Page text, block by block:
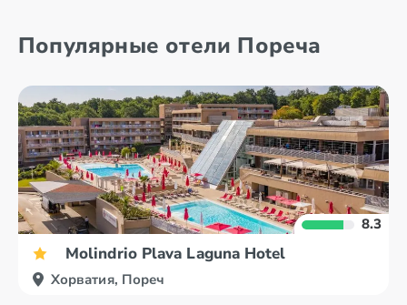
Биоград Вела Лука
Популярные отели Пореча
8.3
Molindrio Plava Laguna Hotel
Хорватия, Пореч